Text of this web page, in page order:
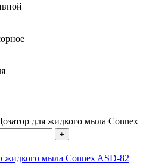
для жидкого мыла Connex